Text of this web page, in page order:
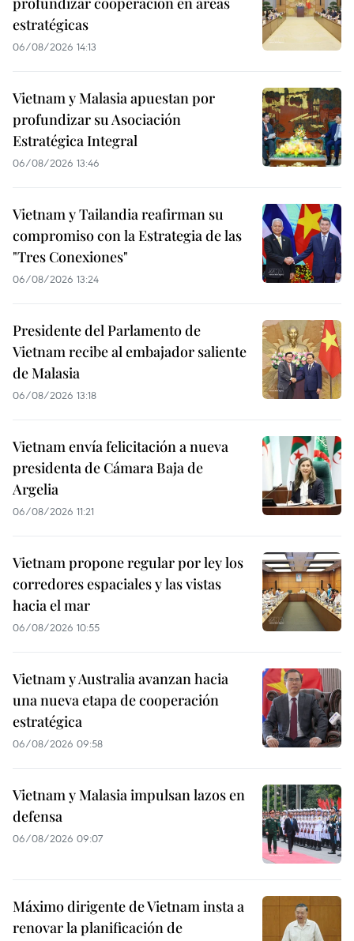
estratégicas
06/08/2026 14:13
Vietnam y Malasia apuestan por
profundizar su Asociación
Estratégica Integral
06/08/2026 13:46
Vietnam y Tailandia reafirman su
compromiso con la Estrategia de las
"Tres Conexiones"
06/08/2026 13:24
Presidente del Parlamento de
Vietnam recibe al embajador saliente
de Malasia
06/08/2026 13:18
Vietnam envía felicitación a nueva
presidenta de Cámara Baja de
Argelia
06/08/2026 11:21
Vietnam propone regular por ley los
corredores espaciales y las vistas
hacia el mar
06/08/2026 10:55
Vietnam y Australia avanzan hacia
una nueva etapa de cooperación
estratégica
06/08/2026 09:58
Vietnam y Malasia impulsan lazos en
defensa
06/08/2026 09:07
Máximo dirigente de Vietnam insta a
renovar la planificación de